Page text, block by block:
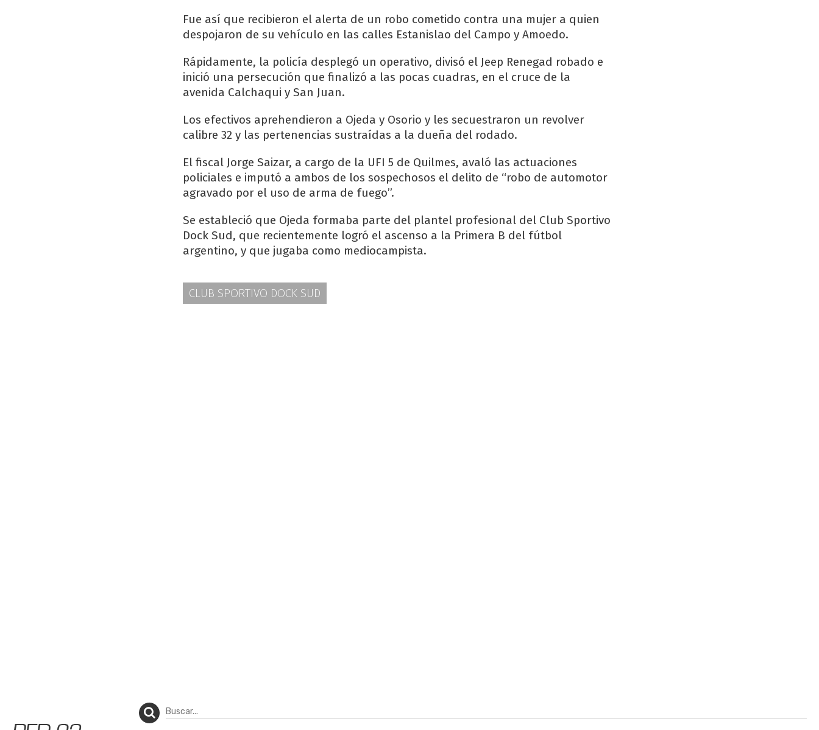
Fue así que recibieron el alerta de un robo cometido contra una mujer a quien
despojaron de su vehículo en las calles Estanislao del Campo y Amoedo.
Rápidamente, la policía desplegó un operativo, divisó el Jeep Renegad robado e
inició una persecución que finalizó a las pocas cuadras, en el cruce de la
avenida Calchaqui y San Juan.
Los efectivos aprehendieron a Ojeda y Osorio y les secuestraron un revolver
calibre 32 y las pertenencias sustraídas a la dueña del rodado.
El fiscal Jorge Saizar, a cargo de la UFI 5 de Quilmes, avaló las actuaciones
policiales e imputó a ambos de los sospechosos el delito de “robo de automotor
agravado por el uso de arma de fuego”.
Se estableció que Ojeda formaba parte del plantel profesional del Club Sportivo
Dock Sud, que recientemente logró el ascenso a la Primera B del fútbol
argentino, y que jugaba como mediocampista.
CLUB SPORTIVO DOCK SUD